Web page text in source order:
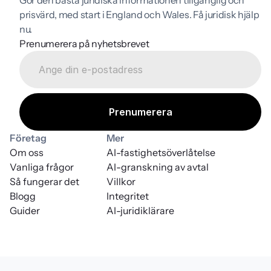
prisvärd, med start i England och Wales. Få juridisk hjälp
nu.
Prenumerera på nyhetsbrevet
Företag
Om oss
Vanliga frågor
Så fungerar det
Blogg
Guider
Mer
Villkor
AI-granskning av avtal
AI-juridiklärare
Integritet
AI-fastighetsöverlåtelse